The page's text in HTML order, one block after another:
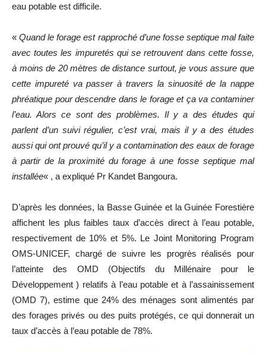
eau potable est difficile.
«Quand le forage est rapproché d’une fosse septique mal faite
avec toutes les impuretés qui se retrouvent dans cette fosse,
à moins de 20 mètres de distance surtout, je vous assure que
cette impureté va passer à travers la sinuosité de la nappe
phréatique pour descendre dans le forage et ça va contaminer
l’eau. Alors ce sont des problèmes. Il y a des études qui
parlent d’un suivi régulier, c’est vrai, mais il y a des études
aussi qui ont prouvé qu’il y a contamination des eaux de forage
à partir de la proximité du forage à une fosse septique mal
installée« , a expliqué Pr Kandet Bangoura.
D’après les données, la Basse Guinée et la Guinée Forestière
affichent les plus faibles taux d’accès direct à l’eau potable,
respectivement de 10% et 5%. Le Joint Monitoring Program
OMS-UNICEF, chargé de suivre les progrès réalisés pour
l’atteinte des OMD (Objectifs du Millénaire pour le
Développement ) relatifs à l’eau potable et à l’assainissement
(OMD 7), estime que 24% des ménages sont alimentés par
des forages privés ou des puits protégés, ce qui donnerait un
taux d’accès à l’eau potable de 78%.